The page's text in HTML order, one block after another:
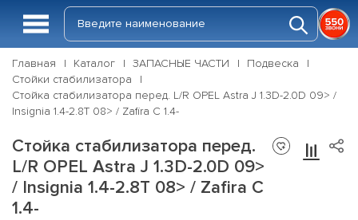
Главная Каталог ЗАПАСНЫЕ ЧАСТИ
Подвеска
Стойки стабилизатора
Стойка стабилизатора перед. L/R OPEL Astra J 1.3D-2.0D 09> /
Insignia 1.4-2.8T 08> / Zafira C 1.4-
Стойка стабилизатора перед.
L/R OPEL Astra J 1.3D-2.0D 09>
/ Insignia 1.4-2.8T 08> / Zafira C
1.4-